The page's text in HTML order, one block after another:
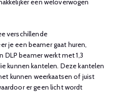
een weloverwogen
verschillende
je een beamer gaat huren,
DLP beamer werkt met 1,3
kunnen kantelen. Deze kantelen
kunnen weerkaatsen of juist
er geen licht wordt